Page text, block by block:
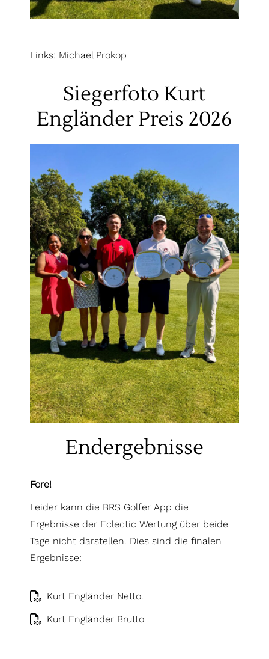
Links: Michael Prokop
Siegerfoto Kurt
Engländer Preis 2026
Endergebnisse
Fore!
Leider kann die BRS Golfer App die
Ergebnisse der Eclectic Wertung über beide
Tage nicht darstellen. Dies sind die finalen
Ergebnisse:
Kurt Engländer Netto.
Kurt Engländer Brutto